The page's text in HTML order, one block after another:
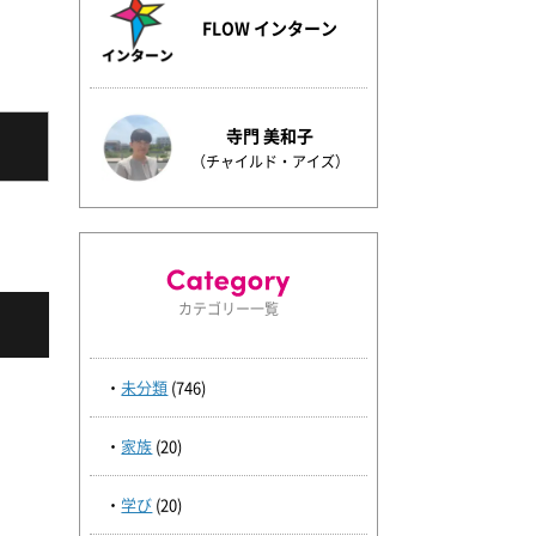
FLOW インターン
寺門 美和子
（チャイルド・アイズ）
カテゴリー一覧
未分類 (746)
家族 (20)
学び (20)